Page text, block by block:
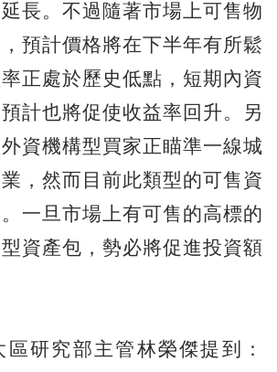
長。不過隨著市場上可售物
預計價格將在下半年有所鬆
正處於歷史低點，短期內資
計也將促使收益率回升。另
資機構型買家正瞄準一線城
，然而目前此類型的可售資
一旦市場上有可售的高標的
資產包，勢必將促進投資額
研究部主管林榮傑提到：